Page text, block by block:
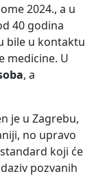
2024., a u
40 godina
bile u kontaktu
medicine. U
, a
je u Zagrebu,
no upravo
koji će
pozvanih